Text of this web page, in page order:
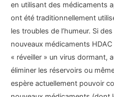
en utilisant des médicaments
ont été traditionnellement
les troubles de l’humeur. Si
nouveaux médicaments
« réveiller » un virus dormant,
éliminer les réservoirs ou
espère actuellement pouvoir